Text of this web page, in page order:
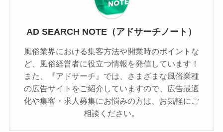
AD SEARCH NOTE（アドサーチノート）
風俗業界における集客方法や開業時のポイントな
ど、風俗経営者に役立つ情報を発信しています！
また、『アドサーチ』では、さまざまな風俗業種
の広告サイトをご紹介していますので、広告最適
化や集客・求人募集にお悩みの方は、お気軽にご
相談ください。